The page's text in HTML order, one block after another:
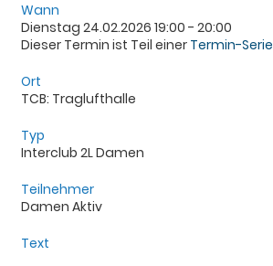
Wann
Dienstag 24.02.2026 19:00 - 20:00
Dieser Termin ist Teil einer Termin-Serie
Ort
TCB: Traglufthalle
Typ
Interclub 2L Damen
Teilnehmer
Damen Aktiv
Text